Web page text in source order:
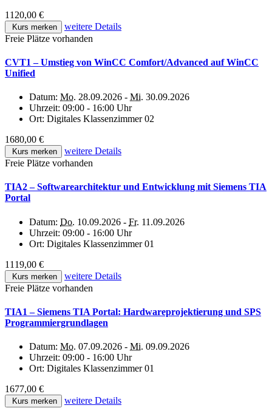
1120,00 €
Kurs merken
weitere Details
Freie Plätze vorhanden
CVT1 – Umstieg von WinCC Comfort/Advanced auf WinCC
Unified
Datum: Mo. 28.09.2026 - Mi. 30.09.2026
Uhrzeit: 09:00 - 16:00 Uhr
Ort: Digitales Klassenzimmer 02
1680,00 €
Kurs merken
weitere Details
Freie Plätze vorhanden
TIA2 – Softwarearchitektur und Entwicklung mit Siemens TIA
Portal
Datum: Do. 10.09.2026 - Fr. 11.09.2026
Uhrzeit: 09:00 - 16:00 Uhr
Ort: Digitales Klassenzimmer 01
1119,00 €
Kurs merken
weitere Details
Freie Plätze vorhanden
TIA1 – Siemens TIA Portal: Hardwareprojektierung und SPS
Programmiergrundlagen
Datum: Mo. 07.09.2026 - Mi. 09.09.2026
Uhrzeit: 09:00 - 16:00 Uhr
Ort: Digitales Klassenzimmer 01
1677,00 €
Kurs merken weitere Details